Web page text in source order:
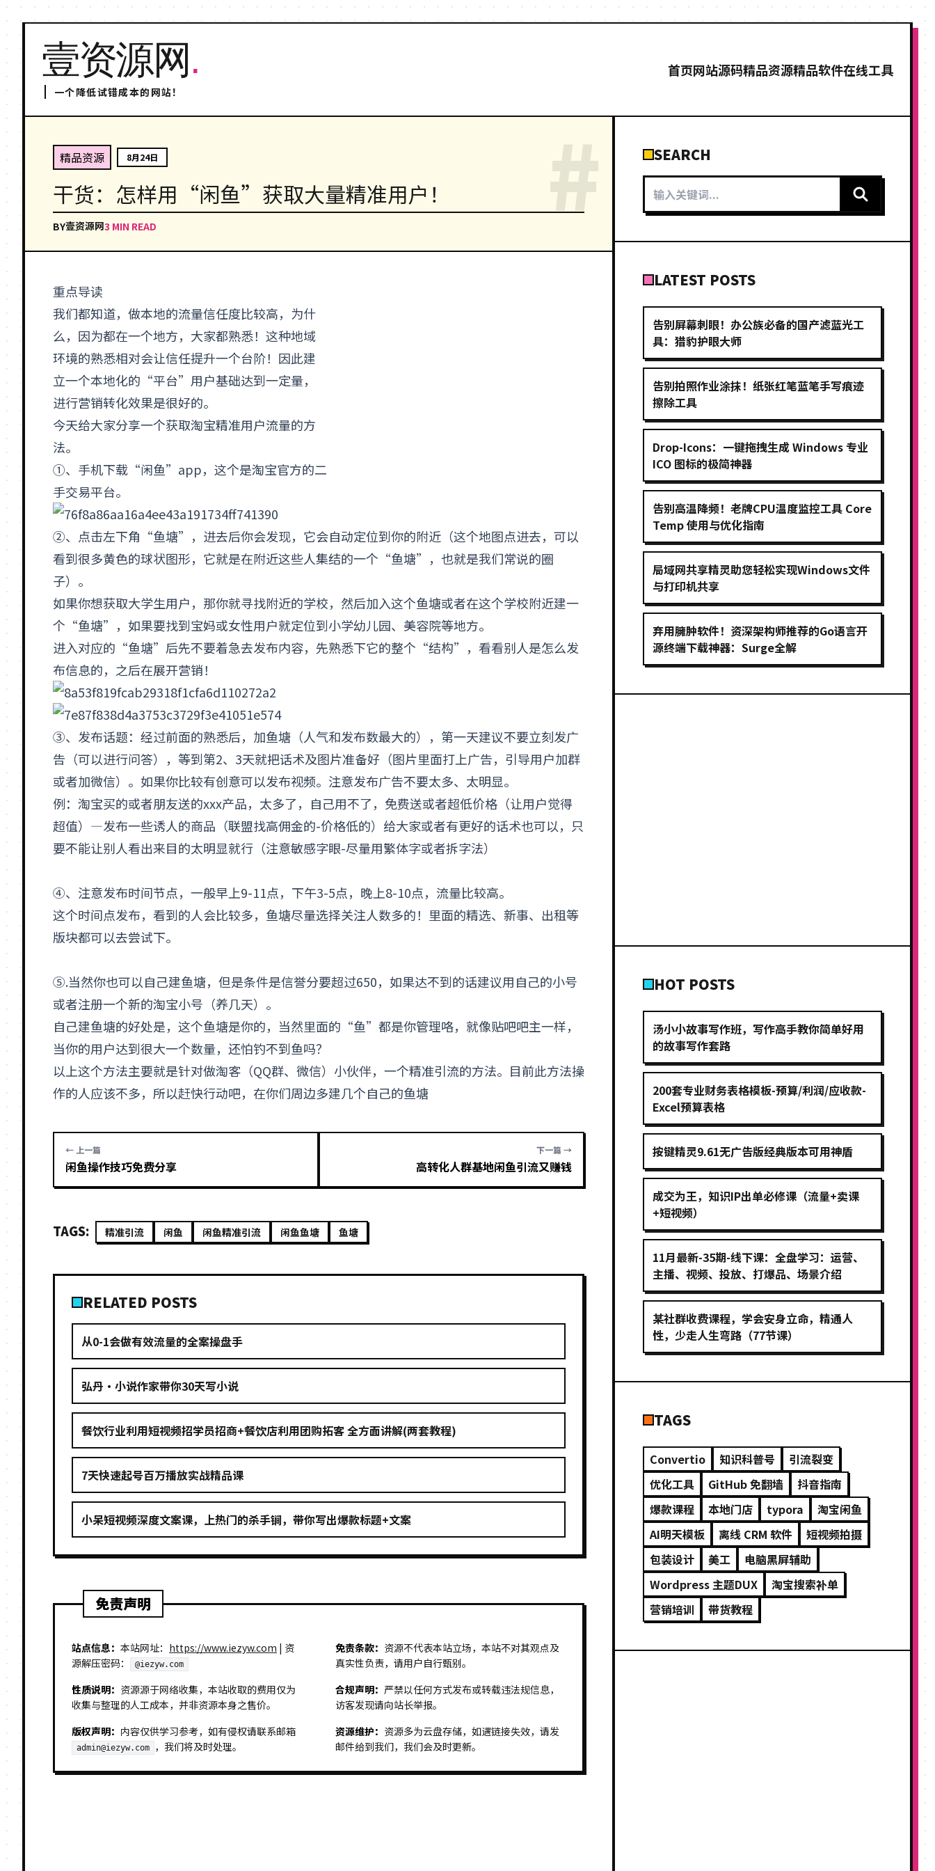
壹资源网.
一个降低试错成本的网站！
首页网站源码精品资源精品软件在线工具
#
精品资源 8月24日
干货：怎样用“闲鱼”获取大量精准用户！
BY壹资源网3 MIN READ
重点导读
我们都知道，做本地的流量信任度比较高，为什
么，因为都在一个地方，大家都熟悉！这种地域
环境的熟悉相对会让信任提升一个台阶！因此建
立一个本地化的“平台”用户基础达到一定量，
进行营销转化效果是很好的。
今天给大家分享一个获取淘宝精准用户流量的方
法。
①、手机下载“闲鱼” app，这个是淘宝官方的二
手交易平台。
②、点击左下角“鱼塘”，进去后你会发现，它会自动定位到你的附近（这个地图点进去，可以
看到很多黄色的球状图形，它就是在附近这些人集结的一个“鱼塘”，也就是我们常说的圈
子）。
如果你想获取大学生用户，那你就寻找附近的学校，然后加入这个鱼塘或者在这个学校附近建一
个“鱼塘”，如果要找到宝妈或女性用户就定位到小学幼儿园、美容院等地方。
进入对应的“鱼塘”后先不要着急去发布内容，先熟悉下它的整个“结构”，看看别人是怎么发
布信息的，之后在展开营销！
③、发布话题：经过前面的熟悉后，加鱼塘（人气和发布数最大的），第一天建议不要立刻发广
告 （可以进行问答），等到第2、3天就把话术及图片准备好（图片里面打上广告，引导用户加群
或者加微信）。如果你比较有创意可以发布视频。注意发布广告不要太多、太明显。
例：淘宝买的或者朋友送的xxx产品，太多了，自己用不了，免费送或者超低价格（让用户觉得
超值）—发布一些诱人的商品（联盟找高佣金的-价格低的）给大家或者有更好的话术也可以，只
要不能让别人看出来目的太明显就行（注意敏感字眼-尽量用繁体字或者拆字法）
④、注意发布时间节点，一般早上9-11点，下午3-5点，晚上8-10点，流量比较高。
这个时间点发布，看到的人会比较多，鱼塘尽量选择关注人数多的！里面的精选、新事、出租等
版块都可以去尝试下。
⑤.当然你也可以自己建鱼塘，但是条件是信誉分要超过650，如果达不到的话建议用自己的小号
或者注册一个新的淘宝小号（养几天）。
自己建鱼塘的好处是，这个鱼塘是你的，当然里面的“鱼”都是你管理咯，就像贴吧吧主一样，
当你的用户达到很大一个数量，还怕钓不到鱼吗？
以上这个方法主要就是针对做淘客（QQ群、微信）小伙伴，一个精准引流的方法。目前此方法操
作的人应该不多，所以赶快行动吧，在你们周边多建几个自己的鱼塘
← 上一篇
闲鱼操作技巧免费分享
下一篇 →
高转化人群基地闲鱼引流又赚钱
TAGS: 精准引流 闲鱼 闲鱼精准引流 闲鱼鱼塘 鱼塘
RELATED POSTS
从0-1会做有效流量的全案操盘手
弘丹·小说作家带你30天写小说
餐饮行业利用短视频招学员招商+餐饮店利用团购拓客 全方面讲解(两套教程)
7天快速起号百万播放实战精品课
小呆短视频深度文案课，上热门的杀手锏，带你写出爆款标题+文案
免责声明
站点信息： 本站网址： https://www.iezyw.com | 资
源解压密码：
@iezyw.com
性质说明： 资源源于网络收集，本站收取的费用仅为
收集与整理的人工成本，并非资源本身之售价。
版权声明： 内容仅供学习参考，如有侵权请联系邮箱
admin@iezyw.com ，我们将及时处理。
免责条款： 资源不代表本站立场，本站不对其观点及
真实性负责，请用户自行甄别。
合规声明： 严禁以任何方式发布或转载违法规信息，
访客发现请向站长举报。
资源维护： 资源多为云盘存储，如遇链接失效，请发
邮件给到我们，我们会及时更新。
SEARCH
LATEST POSTS
告别屏幕刺眼！办公族必备的国产滤蓝光工
具：猎豹护眼大师
告别拍照作业涂抹！纸张红笔蓝笔手写痕迹
擦除工具
Drop-Icons：一键拖拽生成 Windows 专业
ICO 图标的极简神器
告别高温降频！老牌CPU温度监控工具 Core
Temp 使用与优化指南
局域网共享精灵助您轻松实现Windows文件
与打印机共享
弃用臃肿软件！资深架构师推荐的Go语言开
源终端下载神器：Surge全解
HOT POSTS
汤小小故事写作班，写作高手教你简单好用
的故事写作套路
200套专业财务表格模板-预算/利润/应收款-
Excel预算表格
按键精灵9.61无广告版经典版本可用神盾
成交为王，知识IP出单必修课（流量+卖课
+短视频）
11月最新-35期-线下课：全盘学习：运营、
主播、视频、投放、打爆品、场景介绍
某社群收费课程，学会安身立命，精通人
性，少走人生弯路（77节课）
TAGS
Convertio 知识科普号
引流裂变
优化工具
GitHub 免翻墙
抖音指南
爆款课程
本地门店 typora
淘宝闲鱼
AI明天模板
离线 CRM 软件
短视频拍摄
包装设计
美工
电脑黑屏辅助
Wordpress 主题DUX
淘宝搜索补单
营销培训
带货教程